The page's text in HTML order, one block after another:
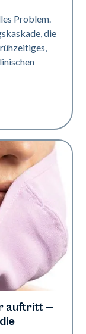
Problem.
die
auftritt —